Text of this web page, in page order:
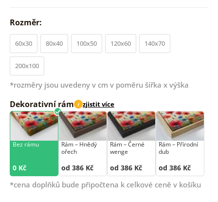
Rozměr:
60x30 80x40 100x50 120x60 140x70
200x100
*rozměry jsou uvedeny v cm v poměru šířka x výška
Dekorativní rám i zjistit více
Bez rámu
0 Kč
Rám –⁠⁠⁠⁠⁠⁠ Hnědý
ořech
od 386 Kč
Rám –⁠⁠⁠⁠⁠⁠ Černé
wenge
od 386 Kč
Rám –⁠⁠⁠⁠⁠⁠ Přírodní
dub
od 386 Kč
*cena doplňků bude připočtena k celkové ceně v košíku